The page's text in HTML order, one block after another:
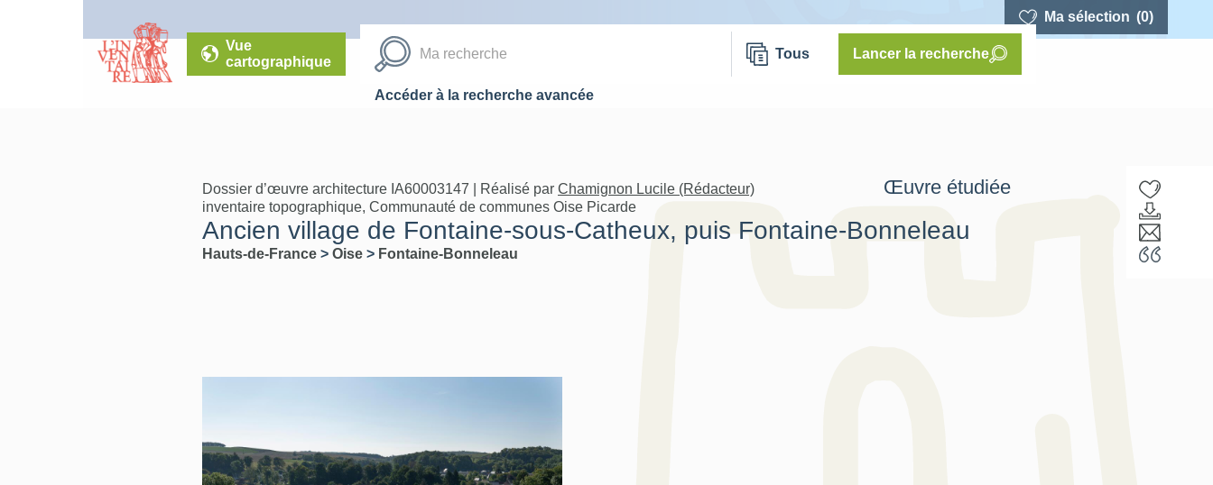
Ma sélection (0)
Vue
cartographique
Tous Lancer la recherche
Accéder à la recherche avancée
Dossier d’œuvre architecture IA60003147 | Réalisé par Chamignon Lucile (Rédacteur)
inventaire topographique, Communauté de communes Oise Picarde
Ancien village de Fontaine-sous-Catheux, puis Fontaine-Bonneleau
Hauts-de-France > Oise > Fontaine-Bonneleau
Œuvre étudiée